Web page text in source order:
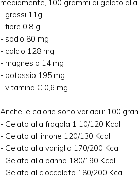
mediamente, 100 grammi di gelato
- grassi 11g
- fibre 0,8 g
- sodio 80 mg
- calcio 128 mg
- magnesio 14 mg
- potassio 195 mg
- vitamina C 0,6 mg
Anche le calorie sono variabili: 100
- Gelato alla fragola 1 10/120 Kcal
- Gelato al limone 120/130 Kcal
- Gelato alla vaniglia 170/200 Kcal
- Gelato alla panna 180/190 Kcal
- Gelato al cioccolato 180/200 Kcal